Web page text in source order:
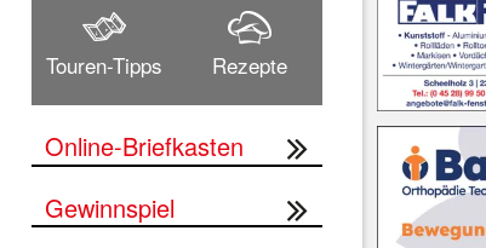
Touren-Tipps Rezepte
Online-Briefkasten
Gewinnspiel